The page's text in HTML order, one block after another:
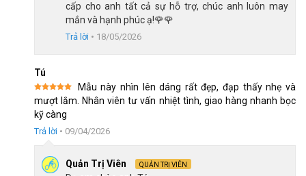
Tay đề của xe được trang bị là tay đề bấmShimano SLX
, sản xuất bởi công nghệ sản xuất tiên tiến, có độ bền
cao, giúp chuyển số mượt mà và nhanh chóng. Kết hợp cùng
bộ tăng tốc sauShimano SLX 7100mang lại sự linh hoạt và
chính xác khi thay đổi tốc độ.
Xe dùng xích KMC siêu bền, có khả năng chống rỉ sét tốt,
giúp tối ưu hóa hiệu suất truyền động, đảm bảo sự bền bỉ và
khả năng vận hành êm ái.
cấp cho anh tất cả sự hỗ trợ, chúc anh luôn may
mắn và hạnh phúc ạ!🌹🌹
Trả lời • 18/05/2026
Tú
Được xếp
hạng5 5
sao
Mẫu này nhìn lên dáng rất đẹp, đạp thấy nhẹ và
mượt lắm. Nhân viên tư vấn nhiệt tình, giao hàng nhanh bọc
kỹ càng
Trả lời • 09/04/2026
Quản Trị Viên QUẢN TRỊ VIÊN